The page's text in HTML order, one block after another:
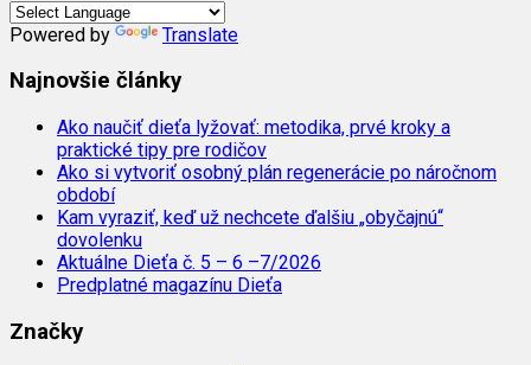
Powered by Translate
Najnovšie články
Ako naučiť dieťa lyžovať: metodika, prvé kroky a
praktické tipy pre rodičov
Ako si vytvoriť osobný plán regenerácie po náročnom
období
Kam vyraziť, keď už nechcete ďalšiu „obyčajnú“
dovolenku
Aktuálne Dieťa č. 5 – 6 –7/2026
Predplatné magazínu Dieťa
Značky